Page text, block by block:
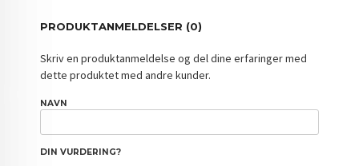
PRODUKTANMELDELSER (0)
Skriv en produktanmeldelse og del dine erfaringer med
dette produktet med andre kunder.
NAVN
DIN VURDERING?